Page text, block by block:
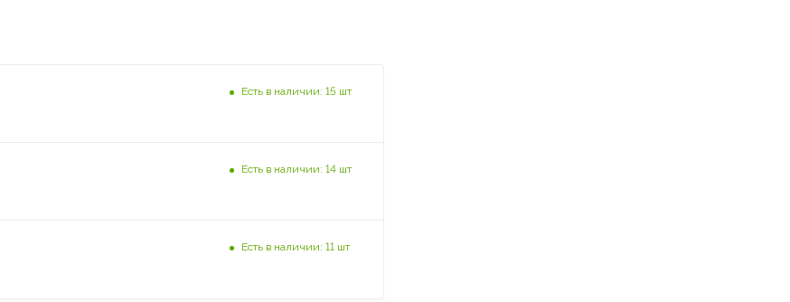
Есть в наличии: 15 шт
Есть в наличии: 14 шт
Есть в наличии: 11 шт